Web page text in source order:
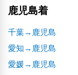
鹿児島着
千葉→鹿児島
愛知→鹿児島
愛媛→鹿児島